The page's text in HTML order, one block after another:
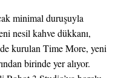
minimal duruşuyla
nesil kahve dükkanı,
kurulan Time More, yeni
birinde yer alıyor.